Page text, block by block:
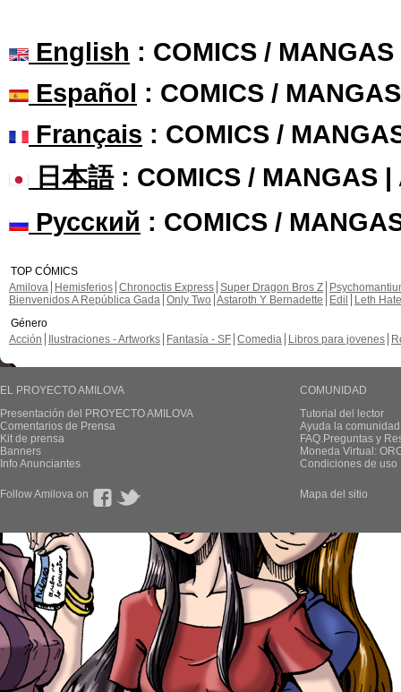
English : COMICS /
Español : COMICS /
Français : COMICS /
日本語: COMICS / MANGAS |
Русский : COMICS /
TOP CÓMICS
Amilova
Hemisferios Chronoctis Express Super Dragon Bros Z
Bienvenidos A República Gada Only Two Astaroth Y Bernadette Edil
Leth Hate
Género
Acción
Ilustraciones - Artworks Fantasía - SF Comedia Libros para jovenes
EL PROYECTO AMILOVA
Presentación del PROYECTO AMILOVA
Comentarios de Prensa
Kit de prensa
Banners
Info Anunciantes
COMUNIDAD
Tutorial del lector
Ayuda la
FAQ.Preguntas y
Moneda Virtual:
Condiciones de uso
Follow Amilova on Mapa del sitio